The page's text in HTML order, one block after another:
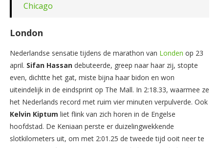
Chicago
London
Nederlandse sensatie tijdens de marathon van Londen op 23
april. Sifan Hassan debuteerde, greep naar haar zij, stopte
even, dichtte het gat, miste bijna haar bidon en won
uiteindelijk in de eindsprint op The Mall. In 2:18.33, waarmee ze
het Nederlands record met ruim vier minuten verpulverde. Ook
Kelvin Kiptum liet flink van zich horen in de Engelse
hoofdstad. De Keniaan perste er duizelingwekkende
slotkilometers uit, om met 2:01.25 de tweede tijd ooit neer te